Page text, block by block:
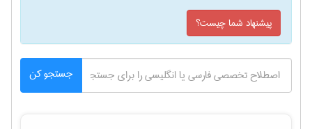
پیشنهاد شما چیست؟
جستجو کن